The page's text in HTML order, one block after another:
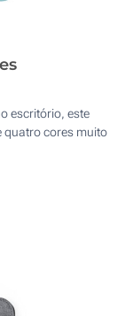
escritório, este
quatro cores muito